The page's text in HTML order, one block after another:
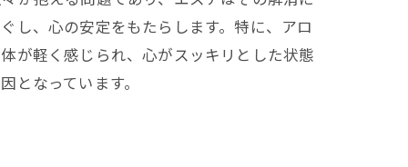
し、心の安定をもたらします。特に、アロ
が軽く感じられ、心がスッキリとした状態
なっています。